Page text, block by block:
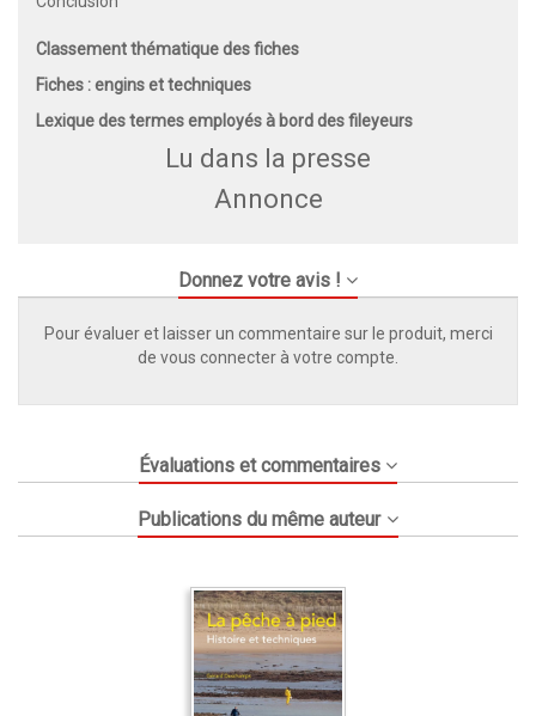
Classement thématique des fiches
Fiches : engins et techniques
Lexique des termes employés à bord des fileyeurs
Lu dans la presse
Annonce
Donnez votre avis !
Pour évaluer et laisser un commentaire sur le produit, merci
de vous connecter à votre compte.
Évaluations et commentaires
Publications du même auteur